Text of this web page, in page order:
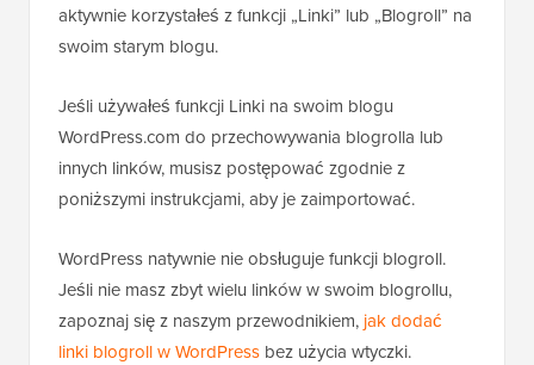
aktywnie korzystałeś z funkcji „Linki” lub „Blogroll” na
swoim starym blogu.
Jeśli używałeś funkcji Linki na swoim blogu
WordPress.com do przechowywania blogrolla lub
innych linków, musisz postępować zgodnie z
poniższymi instrukcjami, aby je zaimportować.
WordPress natywnie nie obsługuje funkcji blogroll.
Jeśli nie masz zbyt wielu linków w swoim blogrollu,
zapoznaj się z naszym przewodnikiem, jak dodać
linki blogroll w WordPress bez użycia wtyczki.